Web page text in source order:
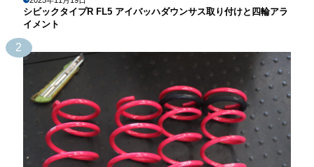
シビックタイプR FL5 アイバッハダウンサス取り付けと四輪アラ
イメント
2